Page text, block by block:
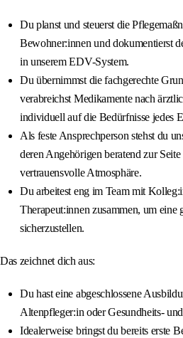
Du planst und steuerst die
Bewohner:innen und dokumentierst
in unserem EDV-System.
Du übernimmst die fachgerechte
verabreichst Medikamente nach
individuell auf die Bedürfnisse jedes
Als feste Ansprechperson stehst du
deren Angehörigen beratend zur
vertrauensvolle Atmosphäre.
Du arbeitest eng im Team mit
Therapeut:innen zusammen, um eine
sicherzustellen.
Das zeichnet dich aus:
Du hast eine abgeschlossene
Altenpfleger:in oder Gesundheits-
Idealerweise bringst du bereits erste